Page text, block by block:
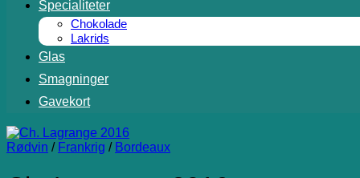
Specialiteter
Chokolade
Lakrids
Glas
Smagninger
Gavekort
Rødvin / Frankrig / Bordeaux